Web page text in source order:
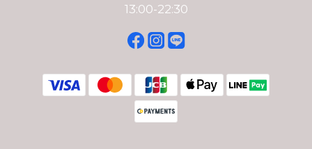
13:00-22:30